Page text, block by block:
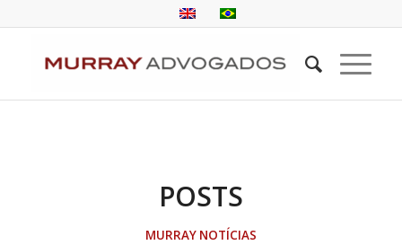
POSTS
MURRAY NOTÍCIAS